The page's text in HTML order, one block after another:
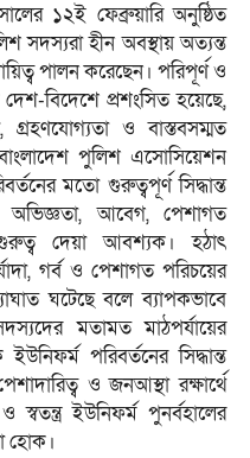
১২ই ফেব্রুয়ারি অনুষ্ঠিত
সদস্যরা হীন অবস্থায় অত্যন্ত
পালন করেছেন। পরিপূর্ণ ও
দেশ-বিদেশে প্রশংসিত হয়েছে,
গ্রহণযোগ্যতা ও বাস্তবসম্মত
পুলিশ এসোসিয়েশন
মতো গুরুত্বপূর্ণ সিদ্ধান্ত
অভিজ্ঞতা, আবেগ, পেশাগত
দেয়া আবশ্যক। হঠাৎ
গর্ব ও পেশাগত পরিচয়ের
ঘটেছে বলে ব্যাপকভাবে
মতামত মাঠপর্যায়ের
পরিবর্তনের সিদ্ধান্ত
ও জনআস্থা রক্ষার্থে
ইউনিফর্ম পুনর্বহালের
হোক।